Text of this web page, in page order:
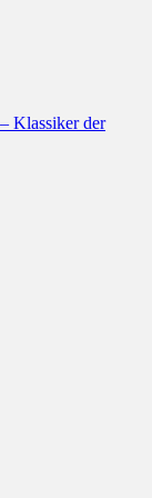
Klassiker der